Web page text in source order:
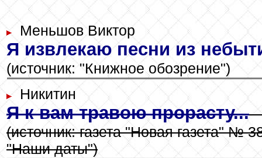
Меньшов Виктор
Я извлекаю песни из
(источник: "Книжное обозрение")
Никитин
Я к вам травою прорасту...-
(источник: газета "Новая газета" №
"Наши даты")